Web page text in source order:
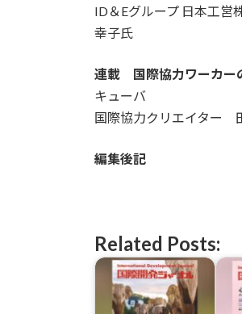
ID＆Eグループ 日本工
幸子氏
連載 国際協力ワーカ
キューバ
国際協力クリエイター
編集後記
Related Posts: